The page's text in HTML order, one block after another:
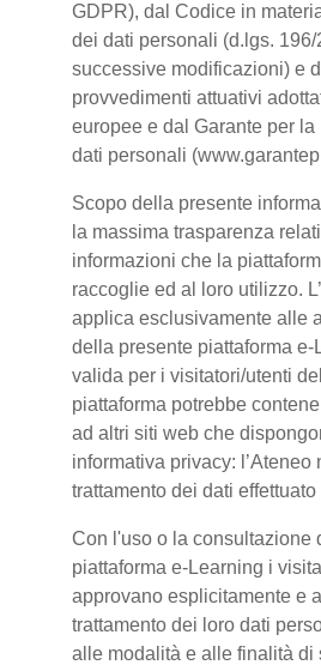
GDPR), dal Codice in
dei dati personali (d.lgs. 196/
successive modificazioni) e
provvedimenti attuativi
europee e dal Garante per la
dati personali
Scopo della presente
la massima trasparenza
informazioni che la
raccoglie ed al loro utilizzo.
applica esclusivamente alle
della presente piattaforma e-
valida per i visitatori/utenti
piattaforma potrebbe
ad altri siti web che
informativa privacy: l’Ateneo
trattamento dei dati
Con l'uso o la consultazione
piattaforma e-Learning i
approvano esplicitamente e
trattamento dei loro dati
alle modalità e alle finalità di